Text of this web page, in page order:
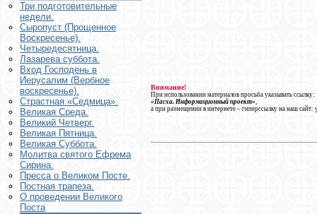
Три подготовительные
недели.
Сыропуст (Прощенное
Воскресенье).
Четыредесятница.
Лазарева суббота.
Вход Господень в
Иерусалим (Вербное
воскресенье).
Страстная «Седмица».
Великая Среда.
Великий Четверг.
Великая Пятница.
Великая Суббота.
Молитва святого Ефрема
Сирина.
Пресса о Великом Посте.
Постная трапеза.
О проведении Великого
Поста
Внимание!
При использовании материалов просьба указывать ссылку:
«Пасха. Информационный проект»
а при размещении в интернете – гиперссылку на наш сайт: